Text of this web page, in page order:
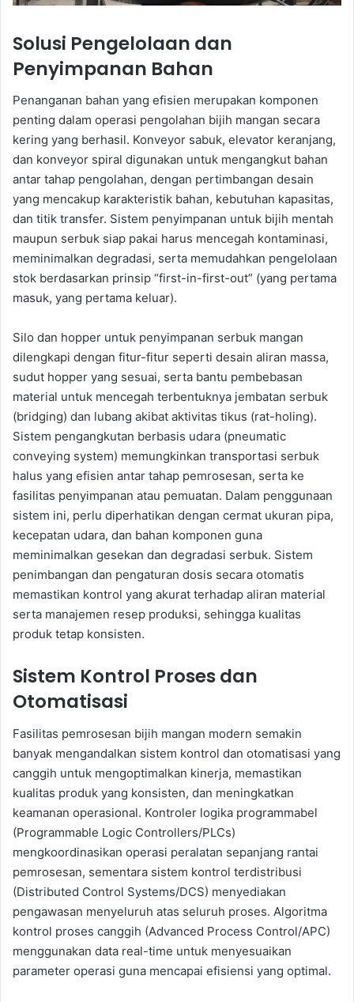
Solusi Pengelolaan dan
Penyimpanan Bahan
Penanganan bahan yang efisien merupakan komponen
penting dalam operasi pengolahan bijih mangan secara
kering yang berhasil. Konveyor sabuk, elevator keranjang,
dan konveyor spiral digunakan untuk mengangkut bahan
antar tahap pengolahan, dengan pertimbangan desain
yang mencakup karakteristik bahan, kebutuhan kapasitas,
dan titik transfer. Sistem penyimpanan untuk bijih mentah
maupun serbuk siap pakai harus mencegah kontaminasi,
meminimalkan degradasi, serta memudahkan pengelolaan
stok berdasarkan prinsip “first-in-first-out” (yang pertama
masuk, yang pertama keluar).
Silo dan hopper untuk penyimpanan serbuk mangan
dilengkapi dengan fitur-fitur seperti desain aliran massa,
sudut hopper yang sesuai, serta bantu pembebasan
material untuk mencegah terbentuknya jembatan serbuk
(bridging) dan lubang akibat aktivitas tikus (rat-holing).
Sistem pengangkutan berbasis udara (pneumatic
conveying system) memungkinkan transportasi serbuk
halus yang efisien antar tahap pemrosesan, serta ke
fasilitas penyimpanan atau pemuatan. Dalam penggunaan
sistem ini, perlu diperhatikan dengan cermat ukuran pipa,
kecepatan udara, dan bahan komponen guna
meminimalkan gesekan dan degradasi serbuk. Sistem
penimbangan dan pengaturan dosis secara otomatis
memastikan kontrol yang akurat terhadap aliran material
serta manajemen resep produksi, sehingga kualitas
produk tetap konsisten.
Sistem Kontrol Proses dan
Otomatisasi
Fasilitas pemrosesan bijih mangan modern semakin
banyak mengandalkan sistem kontrol dan otomatisasi yang
canggih untuk mengoptimalkan kinerja, memastikan
kualitas produk yang konsisten, dan meningkatkan
keamanan operasional. Kontroler logika programmabel
(Programmable Logic Controllers/PLCs)
mengkoordinasikan operasi peralatan sepanjang rantai
pemrosesan, sementara sistem kontrol terdistribusi
(Distributed Control Systems/DCS) menyediakan
pengawasan menyeluruh atas seluruh proses. Algoritma
kontrol proses canggih (Advanced Process Control/APC)
menggunakan data real-time untuk menyesuaikan
parameter operasi guna mencapai efisiensi yang optimal.